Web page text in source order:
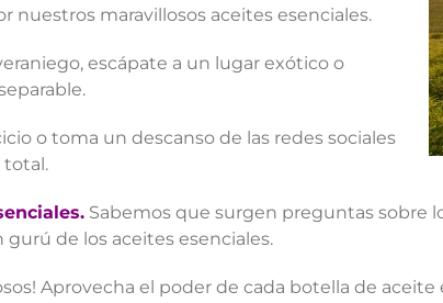
nuestros maravillosos aceites esenciales.
escápate a un lugar exótico o
o toma un descanso de las redes sociales
total.
Sabemos que surgen preguntas sobre
de los aceites esenciales.
Aprovecha el poder de cada botella de